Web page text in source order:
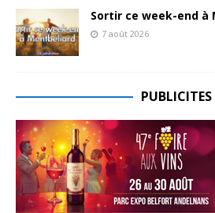
Sortir ce week-end à
7 août 2026
PUBLICITES